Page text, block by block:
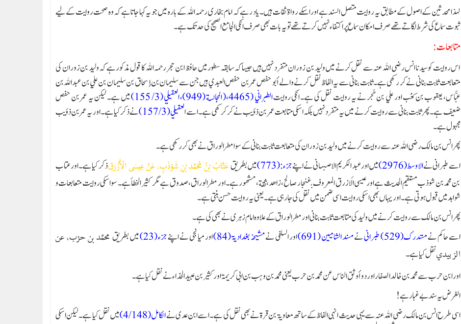
لہذا محدثین کے اصول کے مطابق یہ روایت متصل السند ہے اور اسکے رواۃ ثقات ہیں۔ یاد رہے کہ امام بخاری رحمہ اللہ کے بارہ میں جو یہ کہا جاتا ہے کہ وہ صحت روایت کے لیے
ثبوت سماع کی شرط لگاتے تھے صرف امکان سماع پر اکتفاء نہیں کرتے تھے تو یہ بات بھی صرف انکی الجامع الصحیح کی حد تک ہے۔
متابعات:
اس روایت کو سیدنا انس رضی اللہ عنہ سے نقل کرنے میں ولید بن زوران متفرد نہیں ہیں جیسا کہ سابقہ سطور میں حافظ ابن حجر رحمہ اللہ کا قول مذکور ہے کہ ولید بن زوران کی
متعابعت ثابت بنانی نے کر رکھی ہے۔ ثابت بنانی سے یہ الفاظ نقل کرنے والے أبو حفص عمر بن حفص العبدي ہیں جن سے سليمان بن إسحاق بن سليمان بن علي بن عبدالله بن
عبَّاس، يعقوب بن كعْب اور علي بن حُجر نے یہ روایت نقل کی ہے۔ انکی روایتالطبراني (4465،( المجالسة (949)، العقيلي (3/ 155)
میں ہے۔ لیکن یہ عمر بن حفص
ضعیف ہے۔ پھر ثابت بنانی سے روایت کرنے میں یہ متفرد نہیں بلکہ اسکی متابعت عمر بن ذؤیب نے کر کرکھی ہے۔ اسے العقيلي (3/ 157)
نے ذکر کیا ہے۔ اور یہ عمر بن ذؤیب
مجہول ہے۔
پھرانس بن مالک رضی اللہ عنہ سے روایت کرنے میں ولید بن زوران کی متعابعت ثابت بنانی کے سوا مطر الوراق نے بھی کر رکھی ہے۔
اسے طبرانی نےالاوسط (2976) میں اور عبد الکریم الاصبہانی نے اپنےجزء:(773) میں بطریقعَتَّابُ بْنُ مُحَمَّدِ بْنِ شَوْذَبٍ، عَنْ عِيسَى الْأَزْرَقِذکر کیا ہے۔ اور عتاب
بن محمد بن شوذب مستقیم الحدیث ہےاور عیسی الأزرق المعروف بـ غنجار صالح، زاهد، ثقة، مشهور ہے۔ اور مطر الوراق، صدوق ہے مگر کثیر الخطأ ہے۔ سو اسکی روایت متعابعات و
شواہد میں قبول ہوتی ہے۔ اور یہاں بھی اسکی روایت اسی ضمن میں نقل کی جا رہی ہے۔ یعنی یہ روایت حسن بنتی ہے۔
پھر انس بن مالک سے روایت کرنے میں ولید کی متابعت ثابت بنانی اور مطر الوراق کے علاوہ امام زہری نے بھی کی ہے۔
اسے حاکم نےمستدرک(529) طبرانی نےمسند الشامیین (691) اور السلفی نےمشیخہ بغدادیۃ (84) اور میانجی نے اپنےجزء (23) میں بطریقمحمَّد بن حرْب، عن
الزبيدينقل کیا ہے۔
اور ابن حرب سے محمد بن خالد الصفار اور دو أوثق الناس عن محمد بن حرب یعنی محمد بن وہب بن ابی کریمۃ اور کثیر بن عبید الحذاء نے نقل کیا ہے۔
الغرض یہ سند بے غبار ہے!
اسی طرح انس بن مالک رضی اللہ عنہ سے یہی حدیث انہی الفاظ کے ساتھ معاویۃ بن قرۃ نے بھی نقل کی ہے۔ اسے ابن عدی نےالکامل (4/148)
میں نقل کیا ہے۔ لیکن اسکی